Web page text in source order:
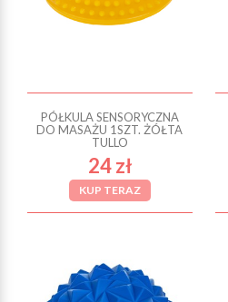
PÓŁKULA SENSORYCZNA
DO MASAŻU 1SZT. ŻÓŁTA
TULLO
24 zł
KUP TERAZ